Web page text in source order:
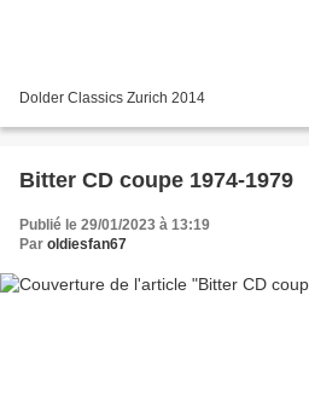
Dolder Classics Zurich 2014
Bitter CD coupe 1974-1979
Publié le 29/01/2023 à 13:19
Par oldiesfan67